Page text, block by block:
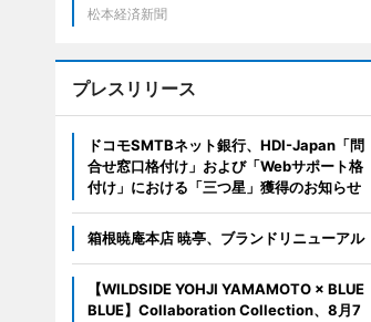
松本経済新聞
プレスリリース
ドコモSMTBネット銀行、HDI-Japan「問
合せ窓口格付け」および「Webサポート格
付け」における「三つ星」獲得のお知らせ
箱根暁庵本店 暁亭、ブランドリニューアル
【WILDSIDE YOHJI YAMAMOTO × BLUE
BLUE】Collaboration Collection、8月7